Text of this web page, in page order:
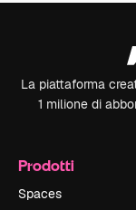
La piattaforma
1 milione di
Prodotti
Spaces